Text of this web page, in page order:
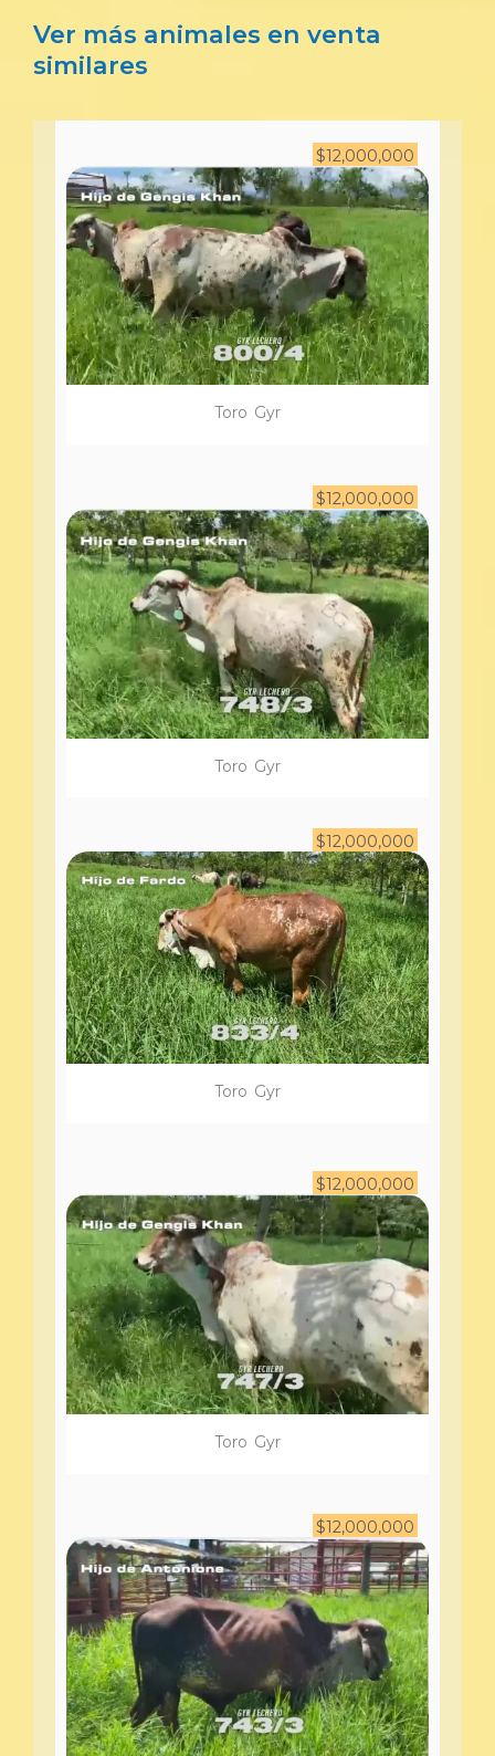
Ver más animales en venta
similares
$12,000,000
Toro Gyr
$12,000,000
Toro Gyr
$12,000,000
Toro Gyr
$12,000,000
Toro Gyr
$12,000,000